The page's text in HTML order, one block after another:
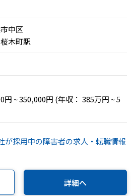
中区
【最寄り駅】 桜木町駅
円 ~ 350,000円 (年収： 385万円 ~ 5
が採用中の障害者の求人・転職情報
詳細へ